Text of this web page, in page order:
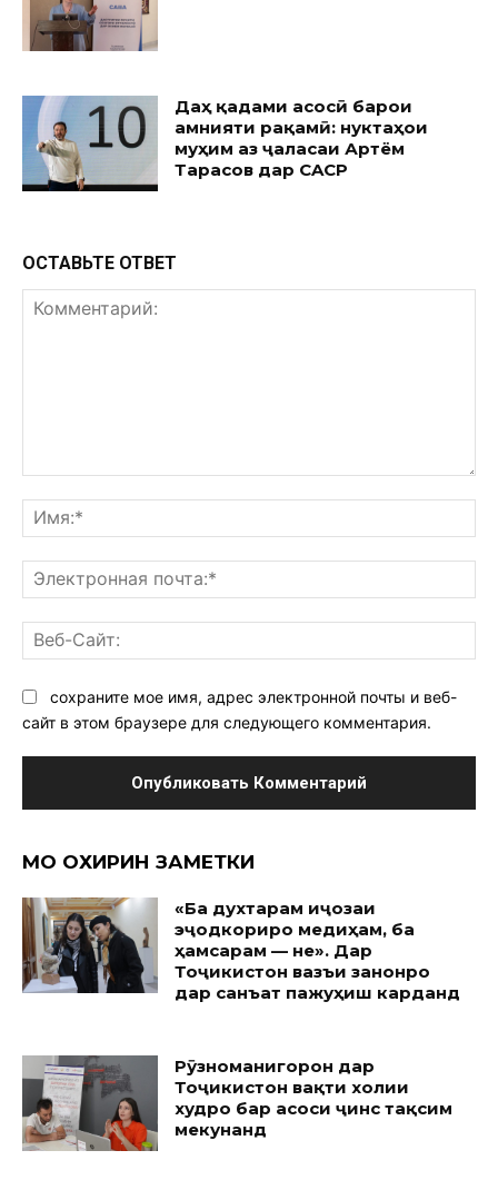
Даҳ қадами асосӣ барои
амнияти рақамӣ: нуктаҳои
муҳим аз ҷаласаи Артём
Тарасов дар CACP
ОСТАВЬТЕ ОТВЕТ
сохраните мое имя, адрес электронной почты и веб-
сайт в этом браузере для следующего комментария.
МО ОХИРИН ЗАМЕТКИ
«Ба духтарам иҷозаи
эҷодкориро медиҳам, ба
ҳамсарам — не». Дар
Тоҷикистон вазъи занонро
дар санъат пажуҳиш карданд
Рӯзноманигорон дар
Тоҷикистон вақти холии
худро бар асоси ҷинс тақсим
мекунанд